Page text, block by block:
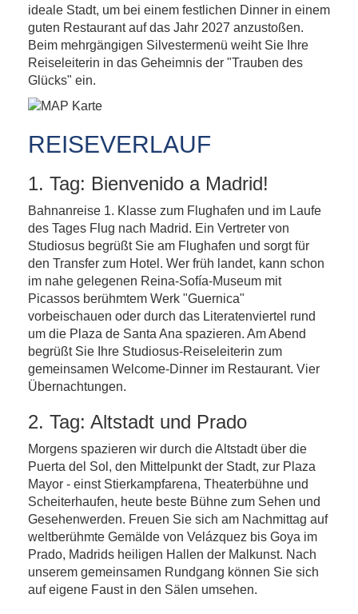
ideale Stadt, um bei einem festlichen Dinner in einem
guten Restaurant auf das Jahr 2027 anzustoßen.
Beim mehrgängigen Silvestermenü weiht Sie Ihre
Reiseleiterin in das Geheimnis der "Trauben des
Glücks" ein.
REISEVERLAUF
1. Tag: Bienvenido a Madrid!
Bahnanreise 1. Klasse zum Flughafen und im Laufe
des Tages Flug nach Madrid. Ein Vertreter von
Studiosus begrüßt Sie am Flughafen und sorgt für
den Transfer zum Hotel. Wer früh landet, kann schon
im nahe gelegenen Reina-Sofía-Museum mit
Picassos berühmtem Werk "Guernica"
vorbeischauen oder durch das Literatenviertel rund
um die Plaza de Santa Ana spazieren. Am Abend
begrüßt Sie Ihre Studiosus-Reiseleiterin zum
gemeinsamen Welcome-Dinner im Restaurant. Vier
Übernachtungen.
2. Tag: Altstadt und Prado
Morgens spazieren wir durch die Altstadt über die
Puerta del Sol, den Mittelpunkt der Stadt, zur Plaza
Mayor - einst Stierkampfarena, Theaterbühne und
Scheiterhaufen, heute beste Bühne zum Sehen und
Gesehenwerden. Freuen Sie sich am Nachmittag auf
weltberühmte Gemälde von Velázquez bis Goya im
Prado, Madrids heiligen Hallen der Malkunst. Nach
unserem gemeinsamen Rundgang können Sie sich
auf eigene Faust in den Sälen umsehen.